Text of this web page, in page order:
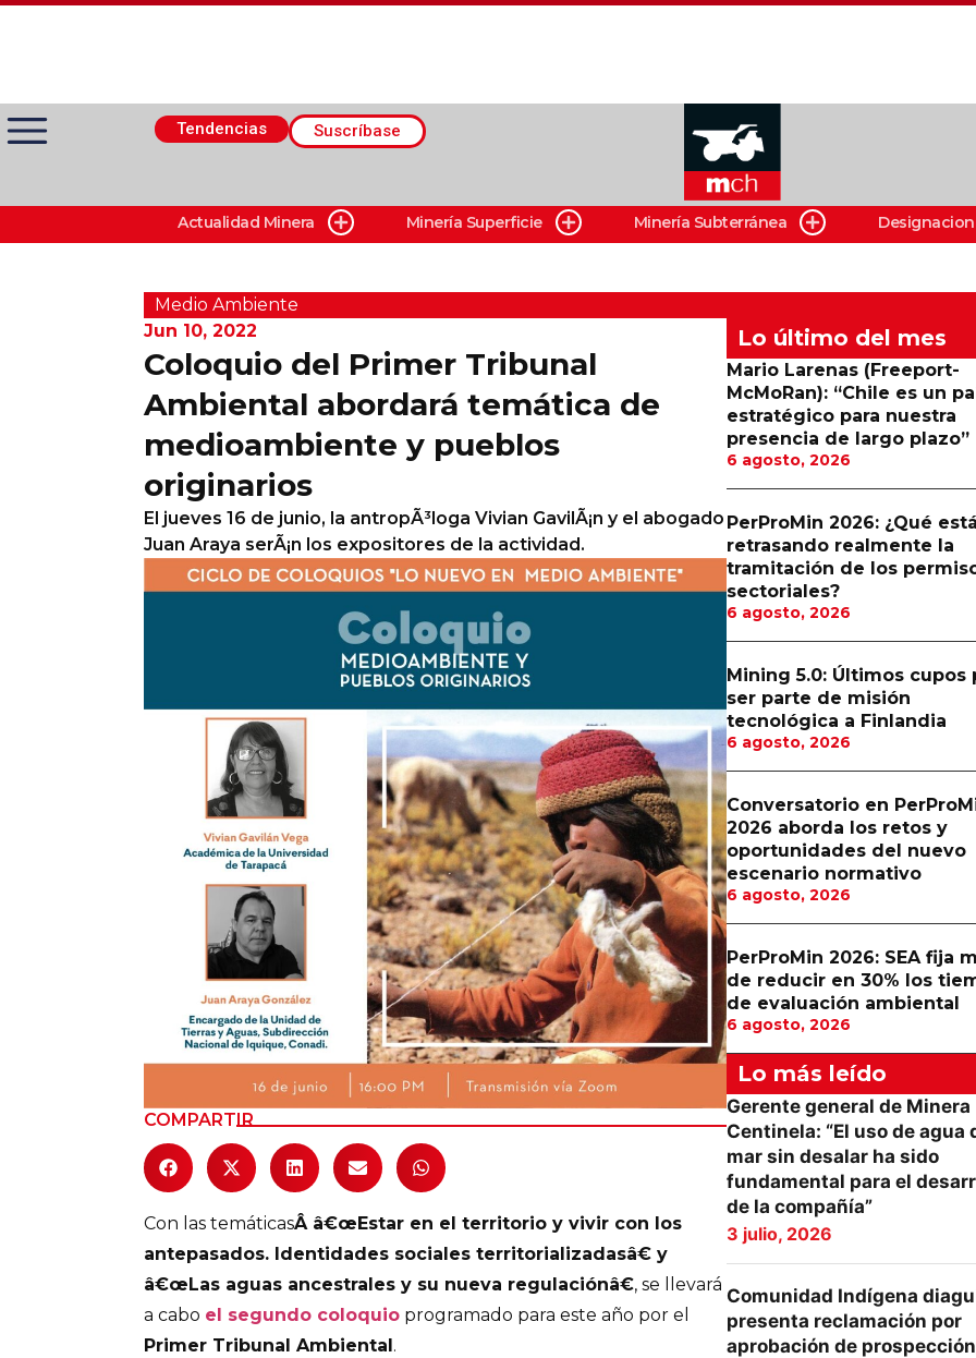
Tendencias Suscríbase
Actualidad Minera
Minería Superficie
Minerí­a Subterránea
Columnas de Opinión
Actualidad Minera Minería Superficie Minería Subterránea
Medio Ambiente
Jun 10, 2022
Coloquio del Primer Tribunal
Ambiental abordará temática de
medioambiente y pueblos
originarios
El jueves 16 de junio, la antropÃ³loga Vivian GavilÃ¡n y el abogado
Juan Araya serÃ¡n los expositores de la actividad.
COMPARTIR
Con las temáticasÂ â€œEstar en el territorio y vivir con los
antepasados. Identidades sociales territorializadasâ€ y
â€œLas aguas ancestrales y su nueva regulaciónâ€, se llevará
a cabo el segundo coloquio programado para este año por el
Primer Tribunal Ambiental.
Lo último del mes
Mario Larenas (Freeport-
McMoRan): “Chile es un
estratégico para nuestra
presencia de largo plazo”
6 agosto, 2026
PerProMin 2026: ¿Qué
retrasando realmente la
tramitación de los
sectoriales?
6 agosto, 2026
Mining 5.0: Últimos cupos
ser parte de misión
tecnológica a Finlandia
6 agosto, 2026
Conversatorio en
2026 aborda los retos y
oportunidades del nuevo
escenario normativo
6 agosto, 2026
PerProMin 2026: SEA fija
de reducir en 30% los
de evaluación ambiental
6 agosto, 2026
Lo más leído
Gerente general de Minera
Centinela: “El uso de agua
mar sin desalar ha sido
fundamental para el
de la compañía”
3 julio, 2026
Comunidad Indígena
presenta reclamación por
aprobación de prospección